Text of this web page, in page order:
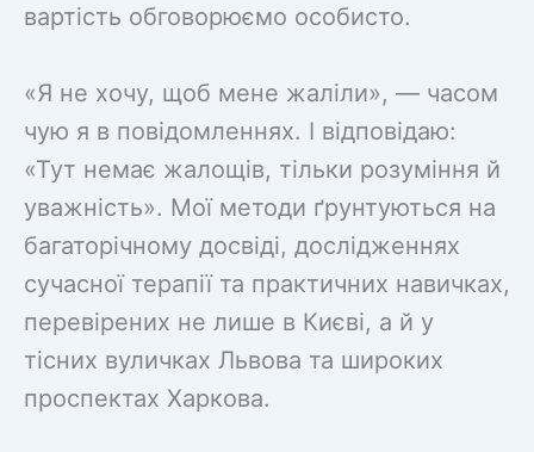
вартість обговорюємо особисто.
«Я не хочу, щоб мене жаліли», — часом
чую я в повідомленнях. І відповідаю:
«Тут немає жалощів, тільки розуміння й
уважність». Мої методи ґрунтуються на
багаторічному досвіді, дослідженнях
сучасної терапії та практичних навичках,
перевірених не лише в Києві, а й у
тісних вуличках Львова та широких
проспектах Харкова.